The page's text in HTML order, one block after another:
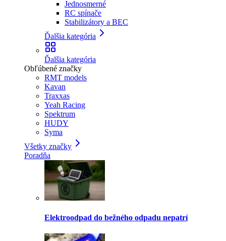
Jednosmerné
RC spínače
Stabilizátory a BEC
Ďalšia kategória
Ďalšia kategória
Obľúbené značky
RMT models
Kavan
Traxxas
Yeah Racing
Spektrum
HUDY
Syma
Všetky značky
Poradňa
Elektroodpad do bežného odpadu nepatrí